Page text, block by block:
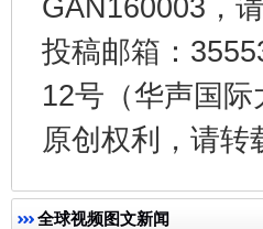
GAN160003，
投稿邮箱：
12号（华声国
原创权利，请
全球视频图文新闻
千年窑火 生生不息